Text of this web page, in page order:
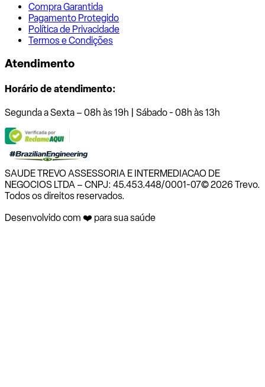
Compra Garantida
Pagamento Protegido
Política de Privacidade
Termos e Condições
Atendimento
Horário de atendimento:
Segunda a Sexta – 08h às 19h | Sábado - 08h às 13h
SAUDE TREVO ASSESSORIA E INTERMEDIACAO DE
NEGOCIOS LTDA – CNPJ: 45.453.448/0001-07© 2026 Trevo.
Todos os direitos reservados.
Desenvolvido com ❤️ para sua saúde